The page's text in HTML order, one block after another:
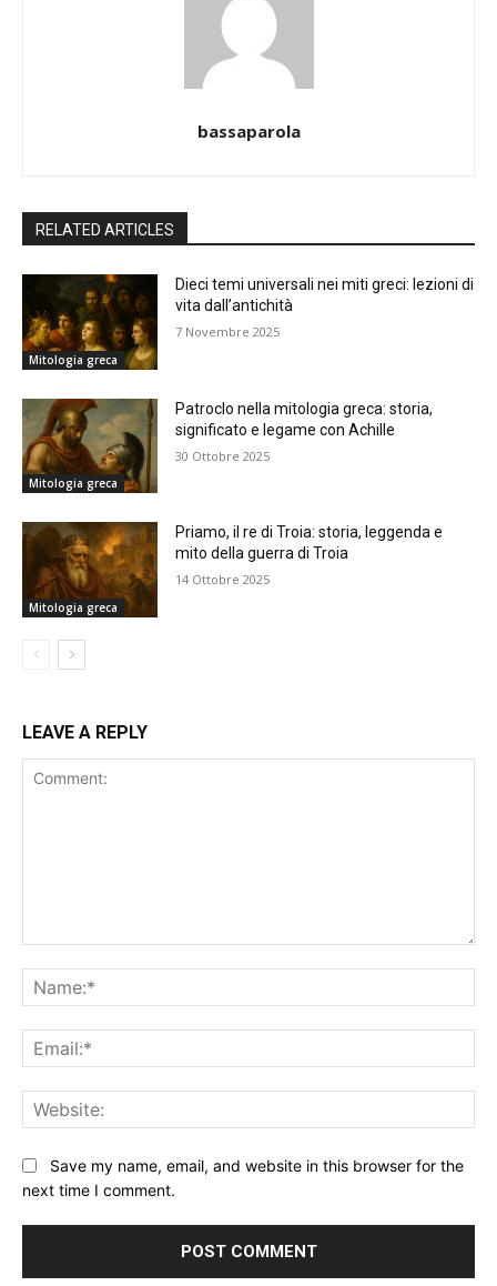
bassaparola
RELATED ARTICLES
Mitologia greca
Dieci temi universali nei miti greci: lezioni di
vita dall’antichità
7 Novembre 2025
Mitologia greca
Patroclo nella mitologia greca: storia,
significato e legame con Achille
30 Ottobre 2025
Mitologia greca
Priamo, il re di Troia: storia, leggenda e
mito della guerra di Troia
14 Ottobre 2025
LEAVE A REPLY
Save my name, email, and website in this browser for the
next time I comment.